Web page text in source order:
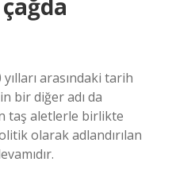
arasındaki tarih
bir diğer adı da
taş aletlerle birlikte
olarak adlandırılan